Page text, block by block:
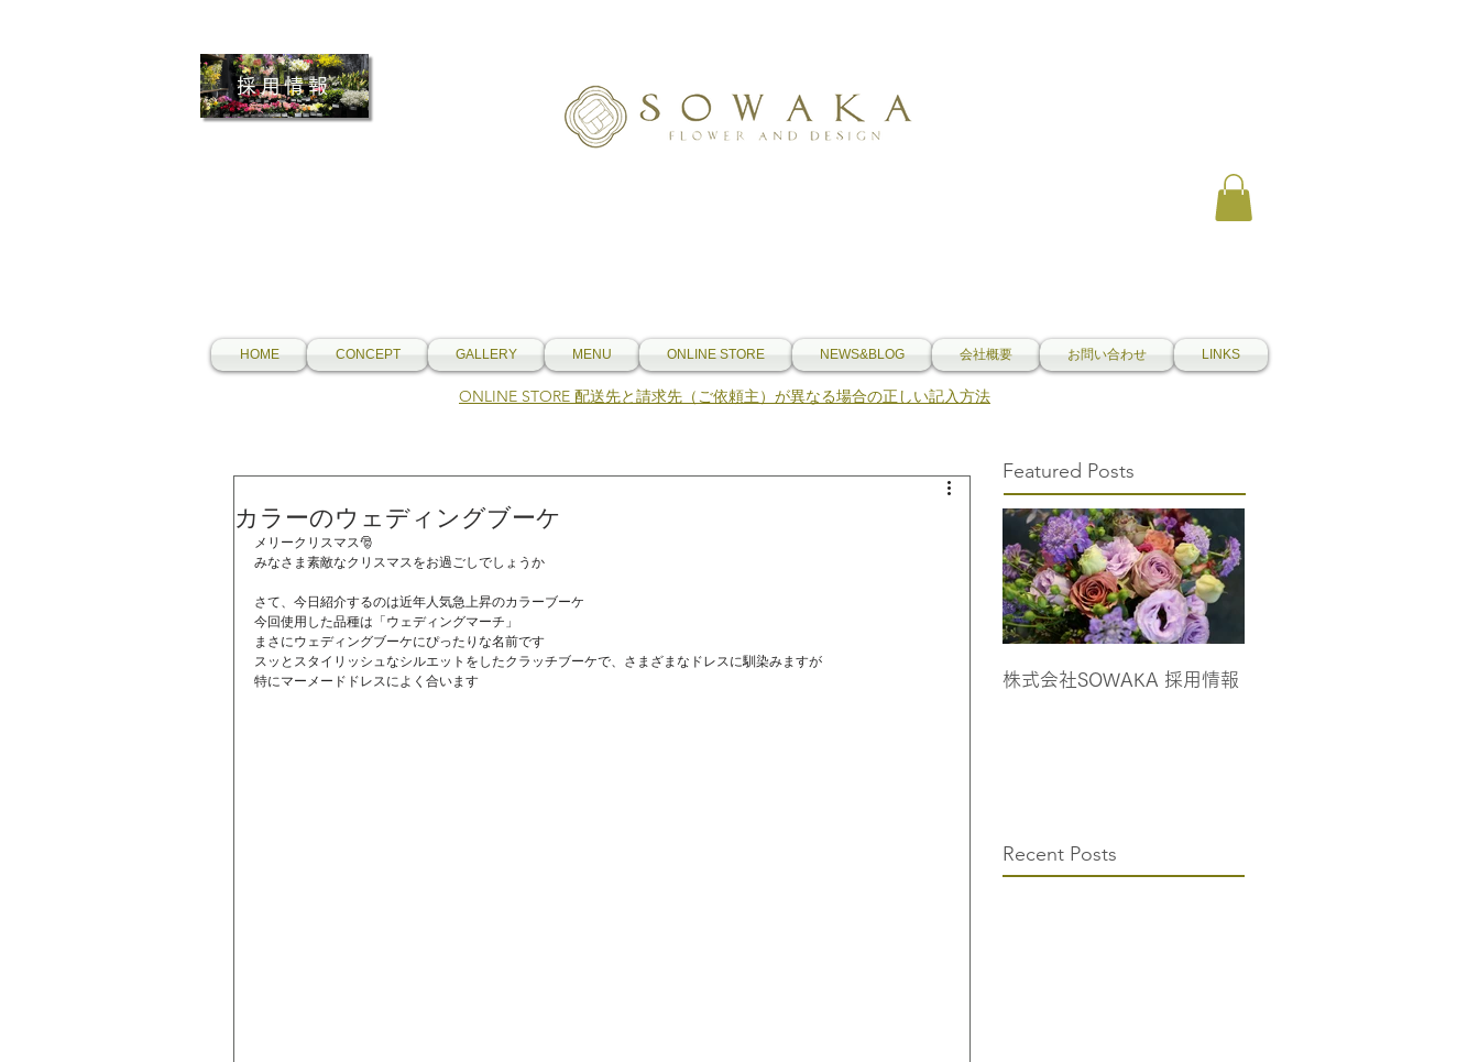
採用情報
HOME CONCEPT GALLERY MENU ONLINE STORE NEWS&BLOG 会社概要 お問い合わせ LINKS
​ONLINE STORE 配送先と請求先（ご依頼主）が異なる場合の正しい記入方法
カラーのウェディングブーケ
メリークリスマス🎅
みなさま素敵なクリスマスをお過ごしでしょうか
さて、今日紹介するのは近年人気急上昇のカラーブーケ
今回使用した品種は「ウェディングマーチ」
まさにウェディングブーケにぴったりな名前です
スッとスタイリッシュなシルエットをしたクラッチブーケで、さまざまなドレスに馴染みますが
特にマーメードドレスによく合います
Featured Posts
株式会社SOWAKA 採用情報
Recent Posts